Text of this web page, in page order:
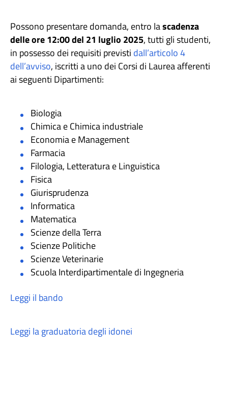
Possono presentare domanda, entro lascadenza
delle ore 12:00 del 21 luglio 2025, tutti gli studenti,
in possesso dei requisiti previsti dall’articolo 4
dell’avviso, iscritti a uno dei Corsi di Laurea afferenti
ai seguenti Dipartimenti:
Biologia
Chimica e Chimica industriale
Economia e Management
Farmacia
Filologia, Letteratura e Linguistica
Fisica
Giurisprudenza
Informatica
Matematica
Scienze della Terra
Scienze Politiche
Scienze Veterinarie
Scuola Interdipartimentale di Ingegneria
Leggi il bando
Leggi la graduatoria degli idonei